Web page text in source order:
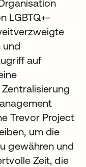
LGBTQ+-
und
auf
Trevor Project
um die
gewähren und
Zeit, die